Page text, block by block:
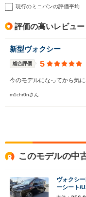
現行のミニバンの評価平均
評価の高いレビュー
新型ヴォクシー
総合評価 5
今のモデルになってから気
m1chr0nさん
このモデルの中
ヴォクシ
ーシート/
ラ/LEDヘ